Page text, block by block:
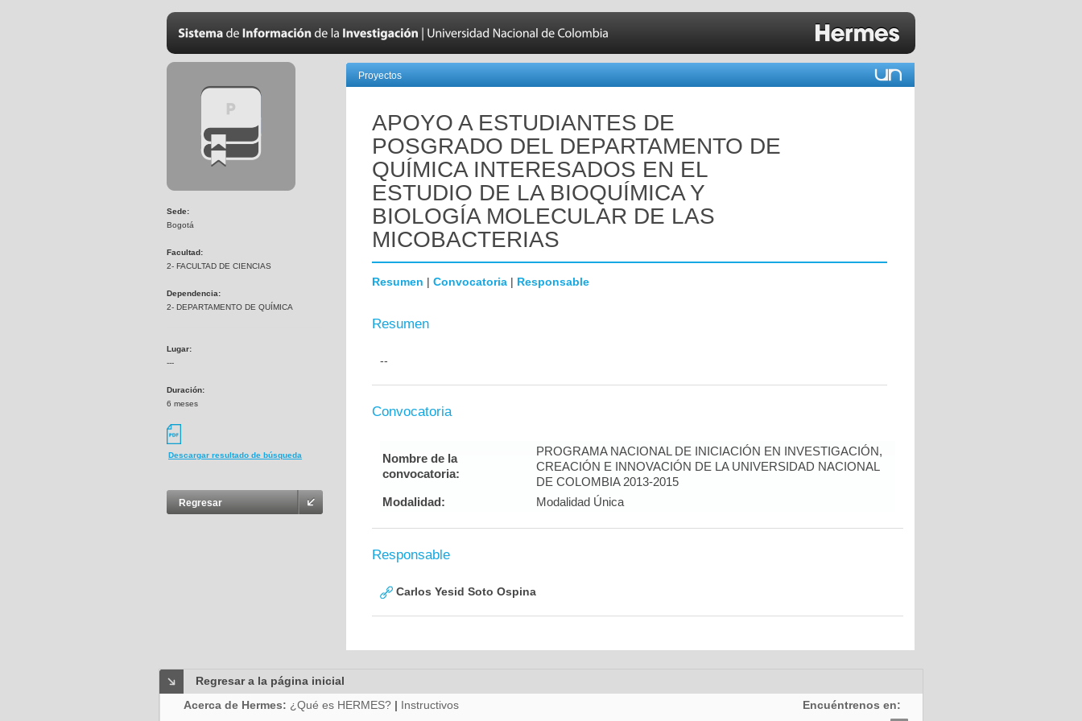
Sede:
Bogotá
Facultad:
2- FACULTAD DE CIENCIAS
Dependencia:
2- DEPARTAMENTO DE QUÍMICA
Lugar:
---
Duración:
6 meses
Descargar resultado de búsqueda
Regresar
Proyectos
APOYO A ESTUDIANTES DE
POSGRADO DEL DEPARTAMENTO DE
QUÍMICA INTERESADOS EN EL
ESTUDIO DE LA BIOQUÍMICA Y
BIOLOGÍA MOLECULAR DE LAS
MICOBACTERIAS
Resumen | Convocatoria | Responsable
Resumen
--
Convocatoria
Nombre de la
convocatoria:
PROGRAMA NACIONAL DE INICIACIÓN EN INVESTIGACIÓN,
CREACIÓN E INNOVACIÓN DE LA UNIVERSIDAD NACIONAL
DE COLOMBIA 2013-2015
Modalidad:
Modalidad Única
Responsable
Carlos Yesid Soto Ospina
Regresar a la página inicial
Acerca de Hermes: ¿Qué es HERMES? | Instructivos Encuéntrenos en: